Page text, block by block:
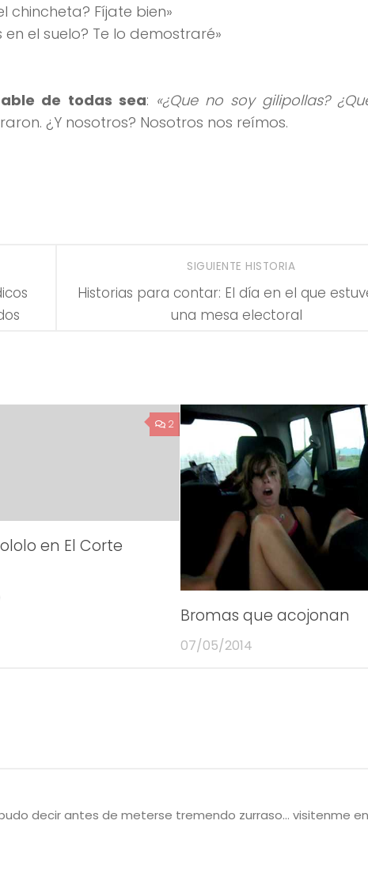
chincheta? Fíjate bien»
el suelo? Te lo demostraré»
de todas sea: «¿Que no soy gilipollas?
¿Y nosotros? Nosotros nos reímos.
SIGUIENTE HISTORIA
Historias para contar: El día en el que
una mesa electoral
2
en El Corte
Bromas que acojonan
07/05/2014
decir antes de meterse tremendo zurraso… visitenme en